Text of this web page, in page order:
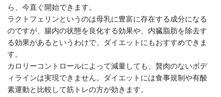
ら、今直ぐ開始できます。
ラクトフェリンというのは母乳に豊富に存在する成分になる
のですが、腸内の状態を良化する効果や、内臓脂肪を除去す
る効果があるというわけで、ダイエットにもおすすめできま
す。
カロリーコントロールによって減量しても、贅肉のないボデ
ィラインは実現できません。ダイエットには食事規制や有酸
素運動と比較して筋トレの方が効きます。